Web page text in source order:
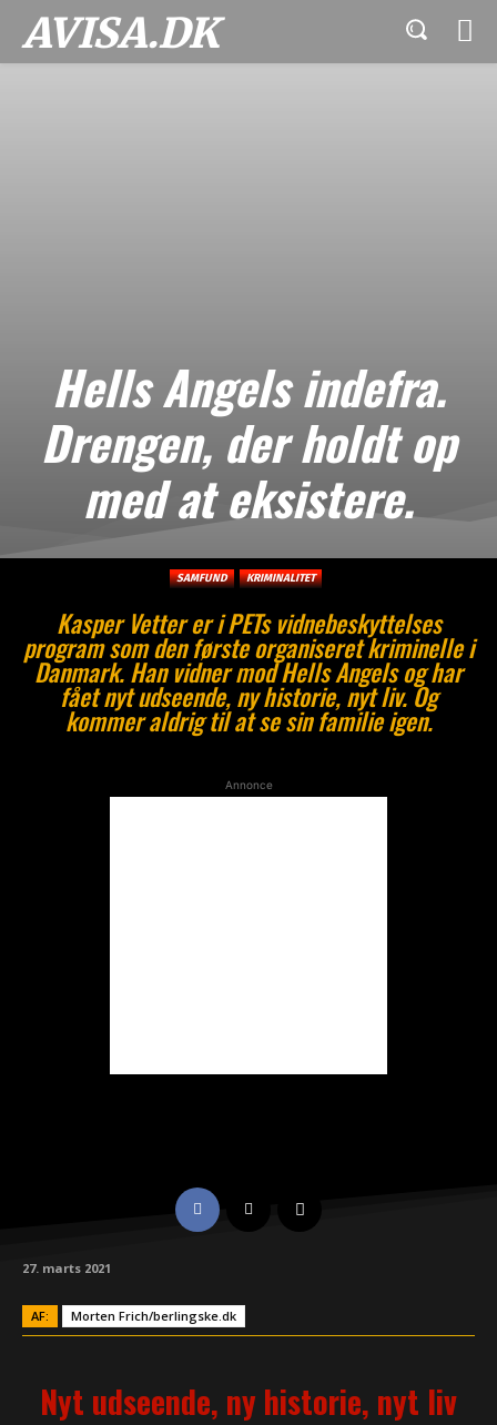
AVISA.DK
Hells Angels indefra.
Drengen, der holdt op
med at eksistere.
SAMFUND KRIMINALITET
Kasper Vetter er i PETs vidnebeskyttelses
program som den første organiseret kriminelle i
Danmark. Han vidner mod Hells Angels og har
fået nyt udseende, ny historie, nyt liv. Og
kommer aldrig til at se sin familie igen.
Annonce
27. marts 2021
AF: Morten Frich/berlingske.dk
Nyt udseende, ny historie, nyt liv